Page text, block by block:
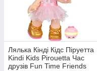
Лялька Кінді Кідс Піруетта
Kindi Kids Pirouetta Час
друзів Fun Time Friends